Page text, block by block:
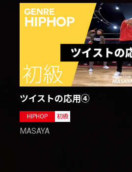
ツイストの応用④
HIPHOP 初級
MASAYA